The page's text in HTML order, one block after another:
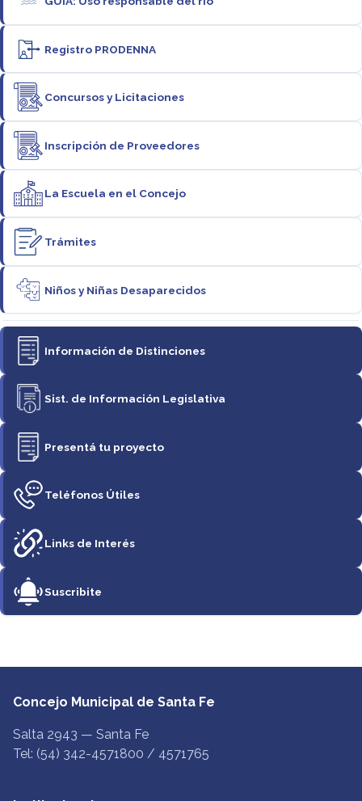
Registro PRODENNA
Concursos y Licitaciones
Inscripción de Proveedores
La Escuela en el Concejo
Trámites
Niños y Niñas Desaparecidos
Información de Distinciones
Sist. de Información Legislativa
Presentá tu proyecto
Teléfonos Útiles
Links de Interés
Suscribite
Concejo Municipal de Santa Fe
Salta 2943 — Santa Fe
Tel: (54) 342-4571800 / 4571765